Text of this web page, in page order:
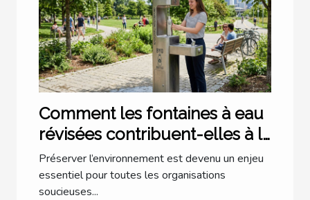
Comment les fontaines à eau
révisées contribuent-elles à la
durabilité environnementale ?
Préserver l’environnement est devenu un enjeu
essentiel pour toutes les organisations
soucieuses...